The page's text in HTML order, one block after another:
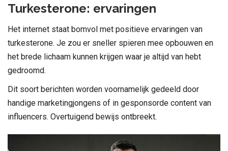
Turkesterone: ervaringen
Het internet staat bomvol met positieve ervaringen van
turkesterone. Je zou er sneller spieren mee opbouwen en
het brede lichaam kunnen krijgen waar je altijd van hebt
gedroomd.
Dit soort berichten worden voornamelijk gedeeld door
handige marketingjongens of in gesponsorde content van
influencers. Overtuigend bewijs ontbreekt.